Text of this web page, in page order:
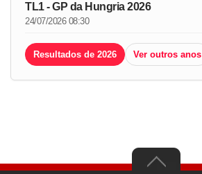
TL1 - GP da Hungria 2026
24/07/2026 08:30
Resultados de 2026 Ver outros anos